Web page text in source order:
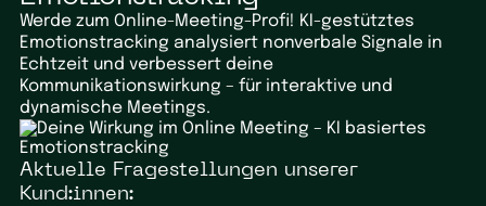
Werde zum Online-Meeting-Profi! KI-gestütztes
Emotionstracking analysiert nonverbale Signale in
Echtzeit und verbessert deine
Kommunikationswirkung – für interaktive und
dynamische Meetings.
Aktuelle Fragestellungen unserer
Kund:innen: